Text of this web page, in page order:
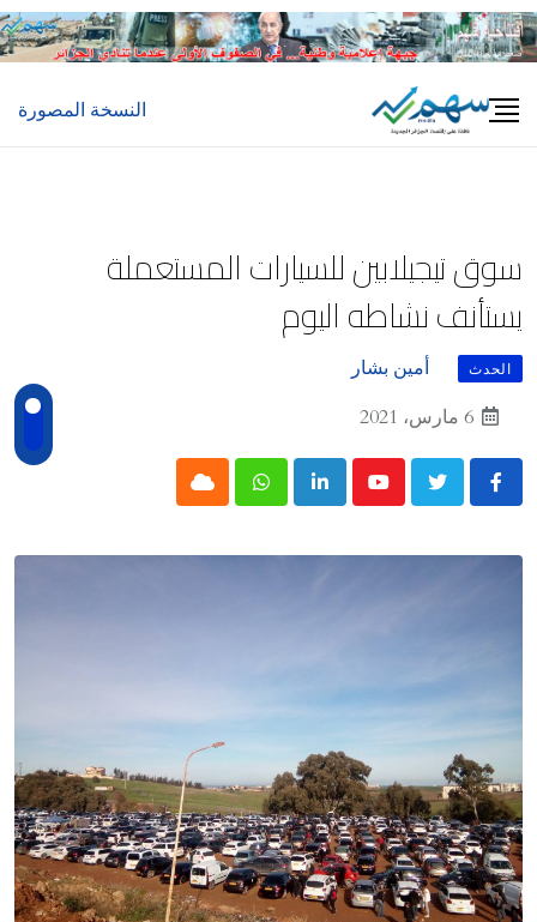
Skip
to
النسخة المصورة
سوق تيجيلابين للسيارات المستعملة
يستأنف نشاطه اليوم
الحدث
أمين بشار
6 مارس، 2021
Youtube
LinkedIn
Whatsapp
Cloud